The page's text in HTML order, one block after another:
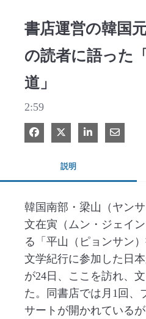
書店運営の韓国
の読者に語った
道」
2:59
Facebook で共有
Xで共有する
LinkedIn で
電子
説明
韓国南部・梁山（ヤン
文在寅（ムン・ジェイ
る「平山（ピョンサン
文学紀行に参加した日
が24日、ここを訪れ、
た。同書店では月1回、
サートが開かれている